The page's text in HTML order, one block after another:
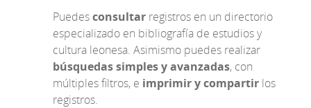
Puedesconsultar registros en un directorio
especializado en bibliografía de estudios y
cultura leonesa. Asimismo puedes realizar
búsquedas simples y avanzadas, con
múltiples filtros, e imprimir y compartir los
registros.